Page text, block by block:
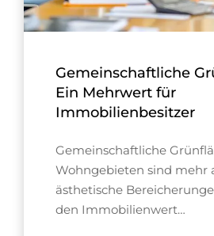
Gemeinschaftliche
Ein Mehrwert für
Immobilienbesitzer
Gemeinschaftliche
Wohngebieten sind mehr
ästhetische
den Immobilienwert…